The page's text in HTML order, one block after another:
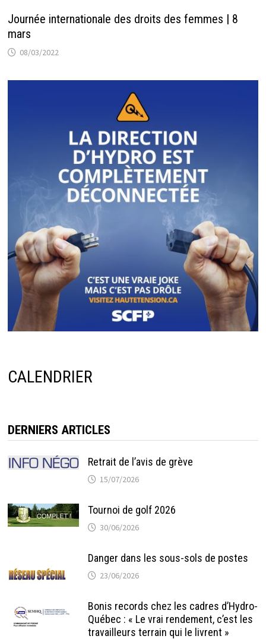
Journée internationale des droits des femmes | 8
mars
08/03/2022
CALENDRIER
DERNIERS ARTICLES
Retrait de l’avis de grève
15/07/2026
Tournoi de golf 2026
30/06/2026
Danger dans les sous-sols de postes
23/06/2026
Bonis records chez les cadres d’Hydro-
Québec : « Le vrai rendement, c’est les
travailleurs terrain qui le livrent »